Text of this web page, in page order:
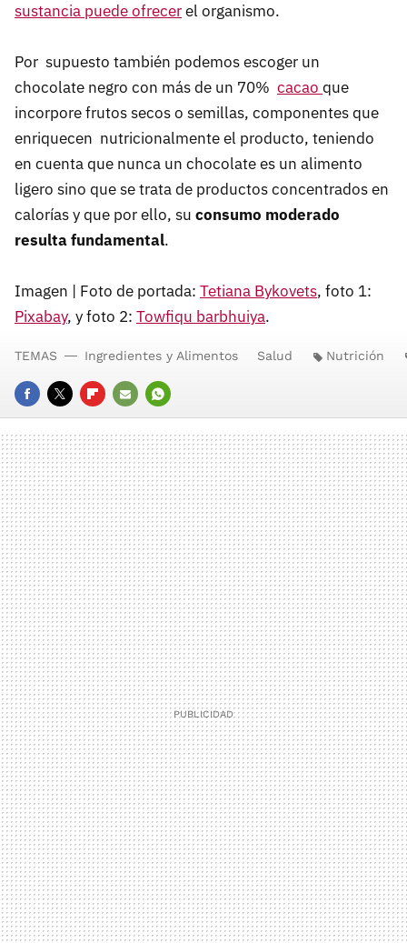
sustancia puede ofrecerel organismo.
Por supuesto también podemos escoger un
chocolate negro con más de un 70% cacao que
incorpore frutos secos o semillas, componentes que
enriquecen nutricionalmente el producto, teniendo
en cuenta que nunca un chocolate es un alimento
ligero sino que se trata de productos concentrados en
calorías y que por ello, su consumo moderado
resulta fundamental.
Imagen | Foto de portada: Tetiana Bykovets, foto 1:
Pixabay, y foto 2: Towfiqu barbhuiya.
FACEBOOK
TWITTERFLIPBOARD
E-
MAIL
WHATSAPP
TEMAS Ingredientes y Alimentos Salud Nutrición